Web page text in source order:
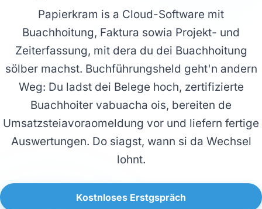
Papierkram is a Cloud-Software mit
Buachhoitung, Faktura sowia Projekt- und
Zeiterfassung, mit dera du dei Buachhoitung
sölber machst. Buchführungsheld geht'n andern
Weg: Du ladst dei Belege hoch, zertifizierte
Buachhoiter vabuacha ois, bereiten de
Umsatzsteiavoraomeldung vor und liefern fertige
Auswertungen. Do siagst, wann si da Wechsel
lohnt.
Kostnloses Erstgspräch